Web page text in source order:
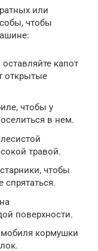
или
чтобы
капот
открытые
чтобы у
в нем.
травой.
чтобы
поверхности.
кормушки